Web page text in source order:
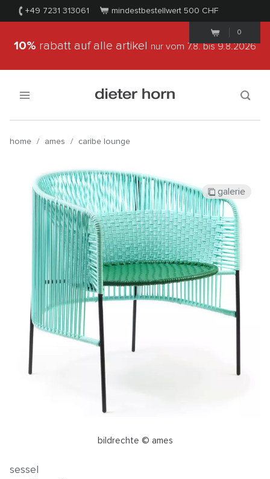
+49 7231 313061 mindestbestellwert 500 CHF
0
10% rabatt auf alle artikel nur vom 7.8.bis 9.8.2026
home / ames / caribe lounge
bildrechte © ames
galerie
sessel